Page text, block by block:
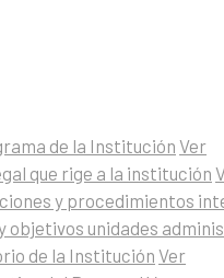
de la Institución Ver
que rige a la institución
y procedimientos
objetivos unidades
de la Institución Ver